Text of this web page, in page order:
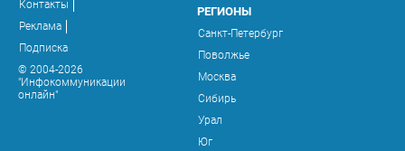
Контакты
Реклама
Подписка
© 2004-2026
"Инфокоммуникации
онлайн"
РЕГИОНЫ
Санкт-Петербург
Поволжье
Москва
Сибирь
Урал
Юг